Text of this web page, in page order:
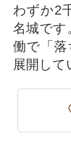
わずか2
名城です
働で「
展開して